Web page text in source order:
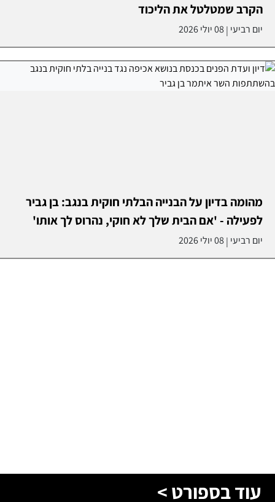
הקרב שמטלטל את הליכוד
יום רביעי |08 יולי 2026
מהומה בדיון על הבנייה הבלתי חוקית בנגב: בן גביר
לפעילה - 'אם הבית שלך לא חוקי, נהרוס לך אותו'
יום רביעי |08 יולי 2026
עוד בספורט >